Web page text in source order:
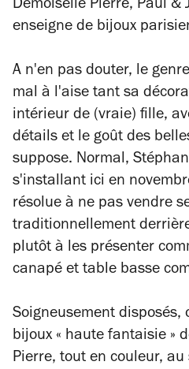
Demoiselle Pierre, Paul &
enseigne de bijoux
A n'en pas douter, le
mal à l'aise tant sa
intérieur de (vraie) fille,
détails et le goût des
suppose. Normal,
s'installant ici en
résolue à ne pas vendre
traditionnellement
plutôt à les présenter
canapé et table basse
Soigneusement disposés,
bijoux « haute fantaisie »
Pierre, tout en couleur,